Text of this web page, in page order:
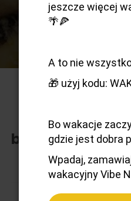
Nie czekaj na
by
jeszcze więcej
🌴🍕
A to nie
🎁 użyj kodu:
Bo wakacje
gdzie jest dobra
Wpadaj,
wakacyjny Vibe